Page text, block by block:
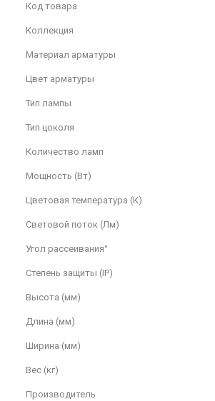
Код товара
Коллекция
Материал арматуры
Цвет арматуры
Тип лампы
Тип цоколя
Количество ламп
Мощность (Вт)
Цветовая температура (К)
Световой поток (Лм)
Угол рассеивания°
Степень защиты (IP)
Высота (мм)
Длина (мм)
Ширина (мм)
Вес (кг)
Производитель